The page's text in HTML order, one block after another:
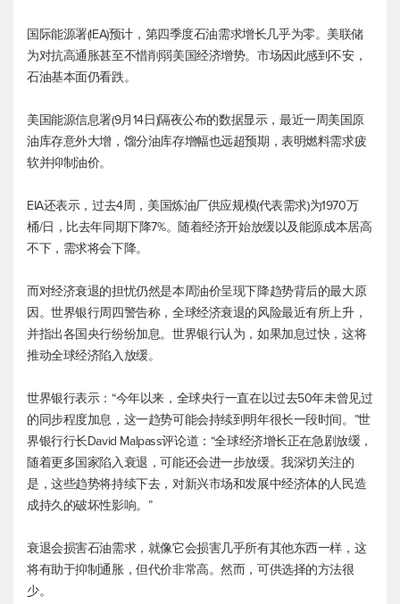
国际能源署(IEA)预计，第四季度石油需求增长几乎为零。美联储
为对抗高通胀甚至不惜削弱美国经济增势。市场因此感到不安，
石油基本面仍看跌。
美国能源信息署(9月14日)隔夜公布的数据显示，最近一周美国原
油库存意外大增，馏分油库存增幅也远超预期，表明燃料需求疲
软并抑制油价。
EIA还表示，过去4周，美国炼油厂供应规模(代表需求)为1970万
桶/日，比去年同期下降7%。随着经济开始放缓以及能源成本居高
不下，需求将会下降。
而对经济衰退的担忧仍然是本周油价呈现下降趋势背后的最大原
因。世界银行周四警告称，全球经济衰退的风险最近有所上升，
并指出各国央行纷纷加息。世界银行认为，如果加息过快，这将
推动全球经济陷入放缓。
世界银行表示：“今年以来，全球央行一直在以过去50年未曾见过
的同步程度加息，这一趋势可能会持续到明年很长一段时间。”世
界银行行长David Malpass评论道：“全球经济增长正在急剧放缓，
随着更多国家陷入衰退，可能还会进一步放缓。我深切关注的
是，这些趋势将持续下去，对新兴市场和发展中经济体的人民造
成持久的破坏性影响。”
衰退会损害石油需求，就像它会损害几乎所有其他东西一样，这
将有助于抑制通胀，但代价非常高。然而，可供选择的方法很
少。